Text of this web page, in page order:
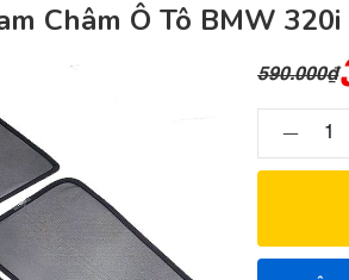
Châm Ô Tô BMW 320i
590.000₫